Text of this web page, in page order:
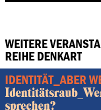
WEITERE
REIHE DENKART
IDENTITÄT_ABER
sprechen?